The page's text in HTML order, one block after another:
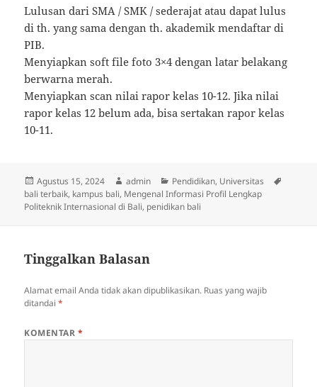
Lulusan dari SMA / SMK / sederajat atau dapat lulus
di th. yang sama dengan th. akademik mendaftar di
PIB.
Menyiapkan soft file foto 3×4 dengan latar belakang
berwarna merah.
Menyiapkan scan nilai rapor kelas 10-12. Jika nilai
rapor kelas 12 belum ada, bisa sertakan rapor kelas
10-11.
Diposkan
pada
Agustus 15, 2024 Penulis
admin Kategori
Pendidikan, Universitas
bali terbaik, kampus bali, Mengenal Informasi Profil Lengkap
Politeknik Internasional di Bali, penidikan bali
Tinggalkan Balasan
Alamat email Anda tidak akan dipublikasikan. Ruas yang wajib
ditandai*
KOMENTAR *